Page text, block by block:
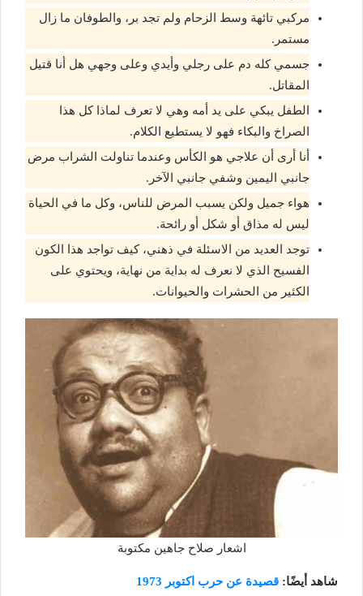
مركبي تائهة وسط الزحام ولم تجد بر، والطوفان ما زال
مستمر.
جسمي كله دم على رجلي وأيدي وعلى وجهي هل أنا قتيل
المقاتل.
الطفل يبكي على يد أمه وهي لا تعرف لماذا كل هذا
الصراخ والبكاء فهو لا يستطيع الكلام.
أنا أرى أن علاجي هو الكأس وعندما تناولت الشراب مرض
جانبي اليمين وشفي جانبي الآخر.
هواء جميل ولكن يسبب المرض للناس، وكل ما في الحياة
ليس له مذاق أو شكل أو رائحة.
توجد العديد من الاسئلة في ذهني، كيف تواجد هذا الكون
الفسيح الذي لا نعرف له بداية من نهاية، ويحتوي على
الكثير من الحشرات والحيوانات.
اشعار صلاح جاهين مكتوبة
شاهد أيضًا: قصيدة عن حرب اكتوبر 1973